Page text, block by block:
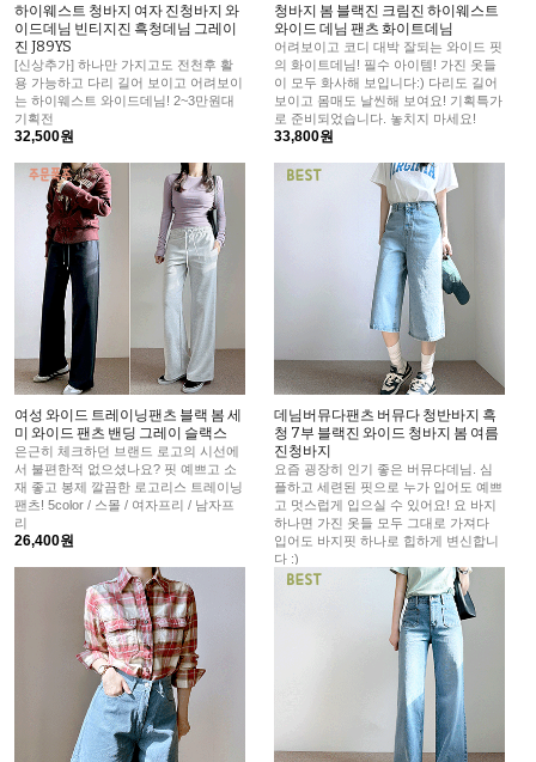
하이웨스트 청바지 여자 진청바지 와
이드데님 빈티지진 흑청데님 그레이
진 J89YS
[신상추가] 하나만 가지고도 전천후 활
용 가능하고 다리 길어 보이고 어려보이
는 하이웨스트 와이드데님! 2~3만원대
기획전
32,500원
청바지 봄 블랙진 크림진 하이웨스트
와이드 데님 팬츠 화이트데님
어려보이고 코디 대박 잘되는 와이드 핏
의 화이트데님! 필수 아이템! 가진 옷들
이 모두 화사해 보입니다:) 다리도 길어
보이고 몸매도 날씬해 보여요! 기획특가
로 준비되었습니다. 놓치지 마세요!
33,800원
여성 와이드 트레이닝팬츠 블랙 봄 세
미 와이드 팬츠 밴딩 그레이 슬랙스
은근히 체크하던 브랜드 로고의 시선에
서 불편한적 없으셨나요? 핏 예쁘고 소
재 좋고 봉제 깔끔한 로고리스 트레이닝
팬츠! 5color / 스몰 / 여자프리 / 남자프
리
26,400원
데님버뮤다팬츠 버뮤다 청반바지 흑
청 7부 블랙진 와이드 청바지 봄 여름
진청바지
요즘 굉장히 인기 좋은 버뮤다데님. 심
플하고 세련된 핏으로 누가 입어도 예쁘
고 멋스럽게 입으실 수 있어요! 요 바지
하나면 가진 옷들 모두 그대로 가져다
입어도 바지핏 하나로 힙하게 변신합니
다 :)
43,800원